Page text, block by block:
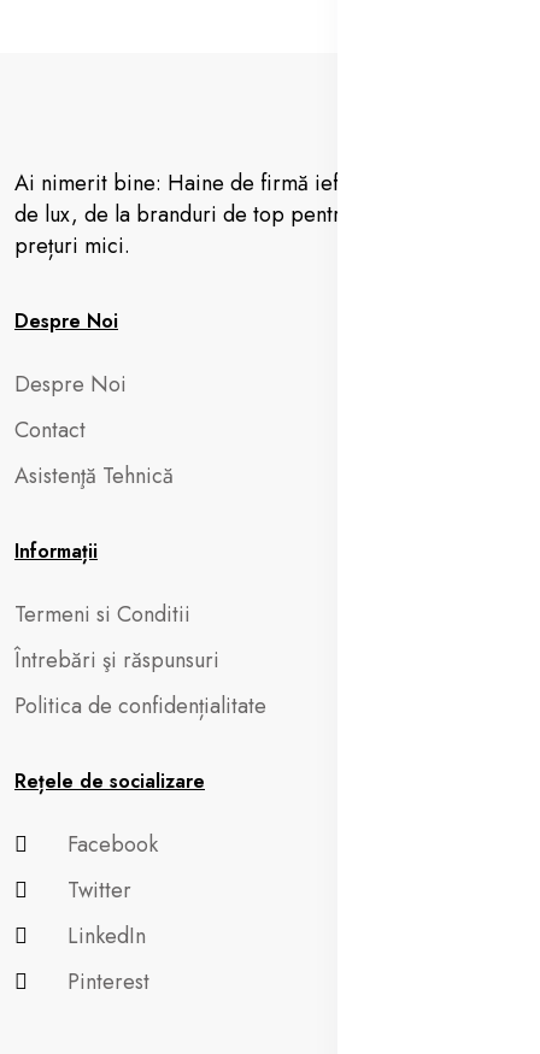
Ai nimerit bine: Haine de firmă ieftine, vestimentație
de lux, de la branduri de top pentru femei, barbați la
prețuri mici.
Despre Noi
Despre Noi
Contact
Asistenţă Tehnică
Informații
Termeni si Conditii
Întrebări şi răspunsuri
Politica de confidențialitate
Rețele de socializare
Facebook
Twitter
LinkedIn
Pinterest